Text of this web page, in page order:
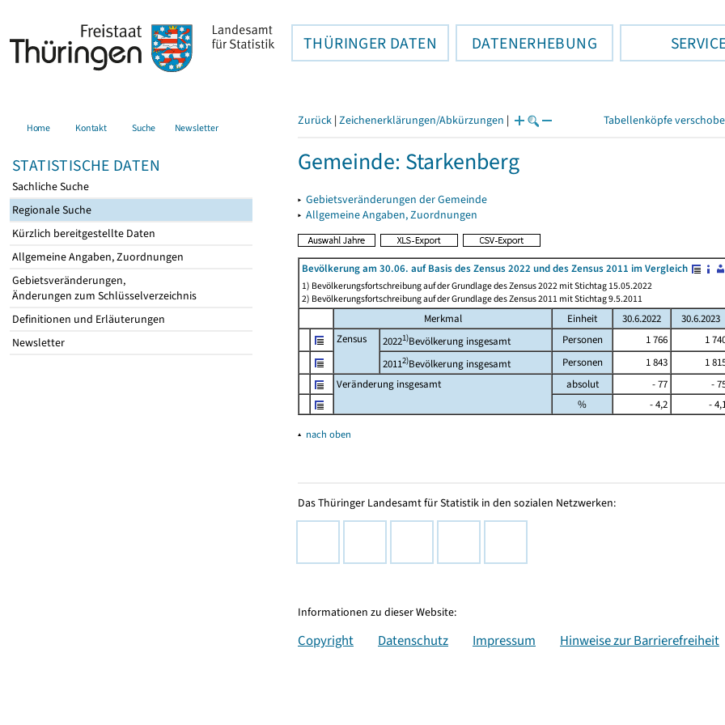
THÜRINGER DATEN DATENERHEBUNG
Home Kontakt Suche Newsletter
STATISTISCHE DATEN
Sachliche Suche
Regionale Suche
Kürzlich bereitgestellte Daten
Allgemeine Angaben, Zuordnungen
Gebietsveränderungen,
Änderungen zum Schlüsselverzeichnis
Definitionen und Erläuterungen
Newsletter
Zurück | Zeichenerklärungen/Abkürzungen | Tabellenköpfe
Gemeinde: Starkenberg
▸ Gebietsveränderungen der Gemeinde
▸ Allgemeine Angaben, Zuordnungen
Bevölkerung am 30.06. auf Basis des Zensus 2022 und des Zensus 2011 im Vergleich
1) Bevölkerungsfortschreibung auf der Grundlage des Zensus 2022 mit Stichtag 15.05.2022
2) Bevölkerungsfortschreibung auf der Grundlage des Zensus 2011 mit Stichtag 9.5.2011
Merkmal Einheit 30.6.2022
30.6.2023
Zensus
20221)Bevölkerung insgesamt Personen 1 766
1
20112)Bevölkerung insgesamt Personen 1 843
1
Veränderung insgesamt
absolut - 77
-
%
- 4,2 -
▴ nach oben
Das Thüringer Landesamt für Statistik in den sozialen Netzwerken:
Informationen zu dieser Website:
Copyright Datenschutz Impressum Hinweise zur Barrierefreiheit